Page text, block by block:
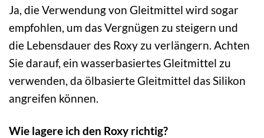
Ja, die Verwendung von Gleitmittel wird sogar
empfohlen, um das Vergnügen zu steigern und
die Lebensdauer des Roxy zu verlängern. Achten
Sie darauf, ein wasserbasiertes Gleitmittel zu
verwenden, da ölbasierte Gleitmittel das Silikon
angreifen können.
Wie lagere ich den Roxy richtig?